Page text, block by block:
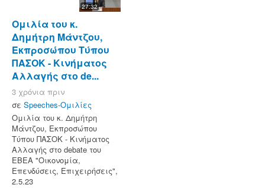
27:32
Ομιλία του κ.
Δημήτρη Μάντζου,
Εκπροσώπου Τύπου
ΠΑΣΟΚ - Κινήματος
Αλλαγής στο de...
3 χρόνια πριν
σε Speeches-Ομιλίες
Ομιλία του κ. Δημήτρη
Μάντζου, Εκπροσώπου
Τύπου ΠΑΣΟΚ - Κινήματος
Αλλαγής στο debate του
ΕΒΕΑ "Οικονομία,
Επενδύσεις, Επιχειρήσεις",
2.5.23